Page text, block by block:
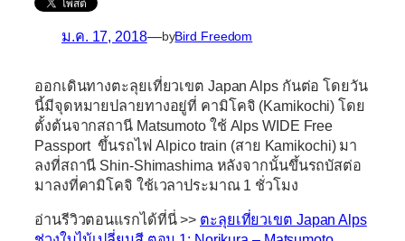
ม.ค. 17, 2018—byBird Freedom
ออกเดินทางตะลุยเที่ยวเขต Japan Alps กันต่อ โดยวัน
นี้มีจุดหมายปลายทางอยู่ที่ คามิโคจิ (Kamikochi) โดย
ตั้งต้นจากสถานี Matsumoto ใช้ Alps WIDE Free
Passportขึ้นรถไฟ Alpico train (สาย Kamikochi) มา
ลงที่สถานี Shin-Shimashima หลังจากนั้นขึ้นรถบัสต่อ
มาลงที่คามิโคจิ ใช้เวลาประมาณ 1 ชั่วโมง
อ่านรีวิวตอนแรกได้ที่นี่ >> ตะลุยเที่ยวเขต Japan Alps